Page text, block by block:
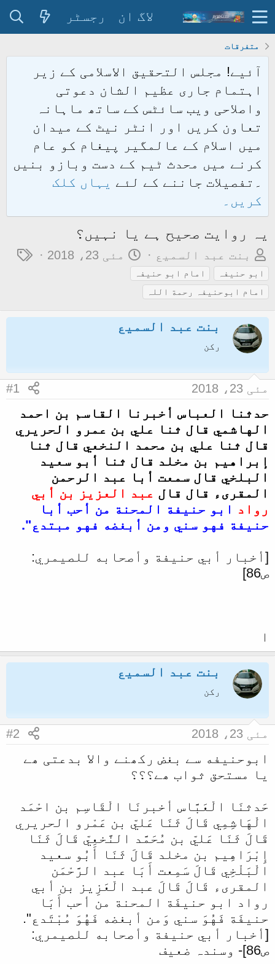
لاگ ان رجسٹر
متفرقات
آئیے! مجلس التحقیق الاسلامی کے زیر
اہتمام جاری عظیم الشان دعوتی
واصلاحی ویب سائٹس کے ساتھ ماہانہ
تعاون کریں اور انٹر نیٹ کے میدان
میں اسلام کے عالمگیر پیغام کو عام
کرنے میں محدث ٹیم کے دست وبازو بنیں
۔تفصیلات جاننے کے لئے یہاں کلک
کریں۔
یہ روایت صحیح ہے یا نہیں؟
م
و
ض
ع
ک
ا
آ
غ
ا
ز
ک
ر
ن
ے
و
ا
ا
بنت عبد السمیع
ت
ا
مئی 23، 2018
ٹ
ابو حنیفہ
امام ابو حنیفہ
امام ابوحنیفہ رحمة اللہ
بنت عبد السمیع
رکن
مئی 23، 2018 #1
حدثنا العباس أخبرنا القاسم بن احمد
الهاشمي قال ثنا علي بن عمرو الحريري
قال ثنا علي بن محمد النخعي قال ثنا
إبراهيم بن مخلد قال ثنا أبو سعيد
البلخي قال سمعت أبا عبد الرحمن
المقرىء قال قال عبد العزيز بن أبي
رواد ابو حنيفة المحنة من أحب أبا
حنيفة فهو سني ومن أبغضه فهو مبتدع".
[أخبار أبي حنيفة وأصحابه للصيمري:
ص86]
ا
بنت عبد السمیع
رکن
مئی 23، 2018 #2
ابوحنیفه سے بغض رکھنے والا بدعتی ھے
یا مستحق ثواب ھے؟؟؟
حَدثنَا الْعَبَّاس أخبرنَا الْقَاسِم بن احْمَد
الْهَاشِمِي قَالَ ثَنَا عَليّ بن عَمْرو الحريري
قَالَ ثَنَا عَليّ بن مُحَمَّد النَّخعِيّ قَالَ ثَنَا
إِبْرَاهِيم بن مخلد قَالَ ثَنَا أَبُو سعيد
الْبَلْخِي قَالَ سَمِعت أَبَا عبد الرَّحْمَن
المقرىء قَالَ قَالَ عبد الْعَزِيز بن أبي
رواد ابو حنيفَة المحنة من أحب أَبَا
حنيفَة فَهُوَ سني وَمن أبغضه فَهُوَ مُبْتَدع".
[أخبار أبي حنيفة وأصحابه للصيمري:
ص86]- وسندہ ضعیف